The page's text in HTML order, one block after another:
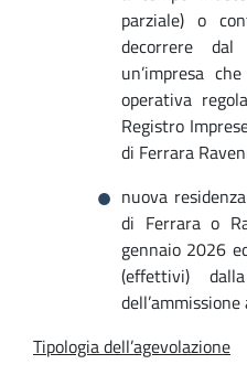
parziale) o
decorrere
un’impresa
operativa
Registro
di Ferrara
nuova
di Ferrara o
gennaio 2026
(effettivi)
Tipologia dell’agevolazione